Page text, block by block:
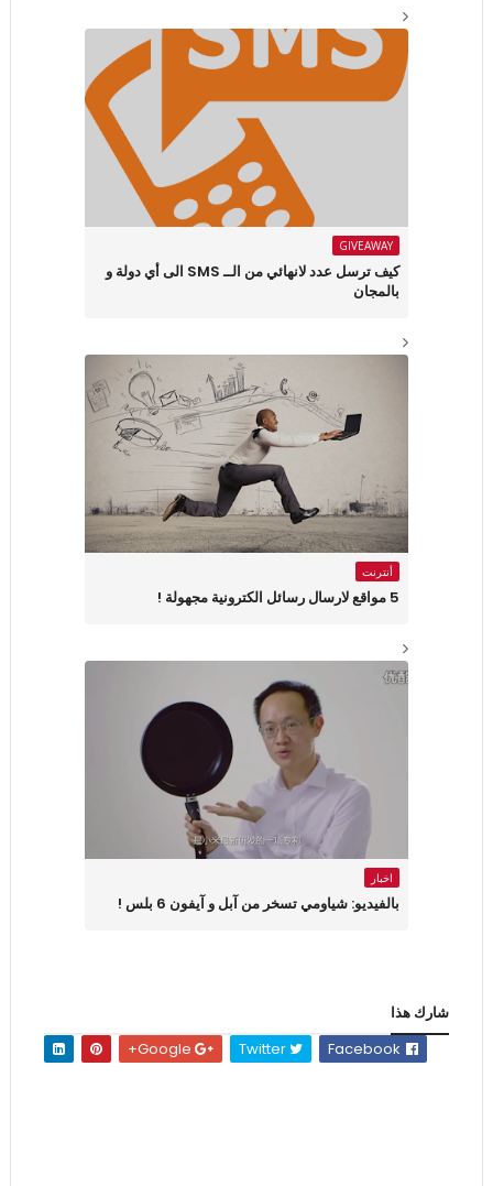
GIVEAWAY
كيف ترسل عدد لانهائي من الــ SMS الى أي دولة و
بالمجان
أنترنت
5 مواقع لارسال رسائل الكترونية مجهولة !
اخبار
بالفيديو: شياومي تسخر من آبل و آيفون 6 بلس !
شارك هذا
Twitter